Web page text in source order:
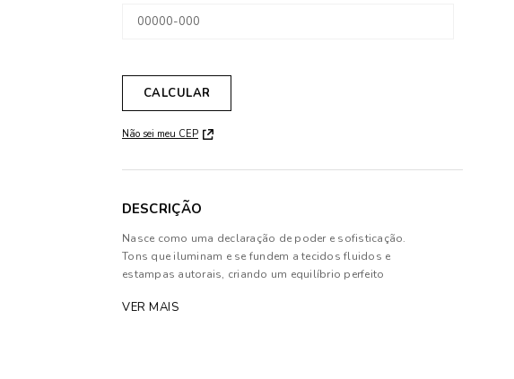
Não sei meu CEP
DESCRIÇÃO
Nasce como uma declaração de poder e sofisticação.
Tons que iluminam e se fundem a tecidos fluidos e
estampas autorais, criando um equilíbrio perfeito
cortes estratégicos traduzem a moda como extensão
VER MAIS